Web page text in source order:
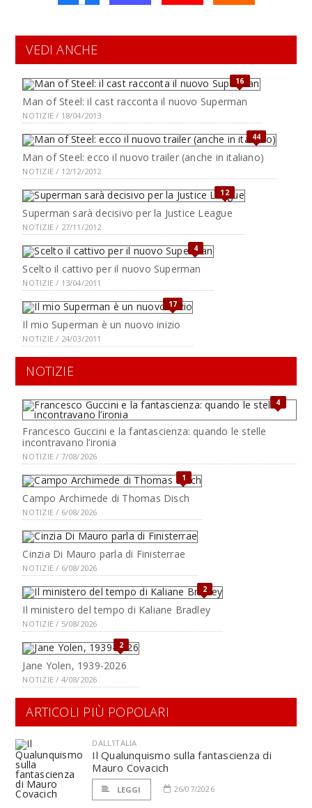
VEDI ANCHE
16
Man of Steel: il cast racconta il nuovo Superman
NOTIZIE / 18/04/2013
44
Man of Steel: ecco il nuovo trailer (anche in italiano)
NOTIZIE / 12/12/2012
12
Superman sarà decisivo per la Justice League
NOTIZIE / 27/11/2012
4
Scelto il cattivo per il nuovo Superman
NOTIZIE / 13/04/2011
17
Il mio Superman è un nuovo inizio
NOTIZIE / 24/03/2011
NOTIZIE
4
Francesco Guccini e la fantascienza: quando le stelle
incontravano l’ironia
NOTIZIE / 7/08/2026
1
Campo Archimede di Thomas Disch
NOTIZIE / 6/08/2026
Cinzia Di Mauro parla di Finisterrae
NOTIZIE / 6/08/2026
2
Il ministero del tempo di Kaliane Bradley
NOTIZIE / 5/08/2026
2
Jane Yolen, 1939-2026
NOTIZIE / 4/08/2026
ARTICOLI PIÙ POPOLARI
DALL'ITALIA
Il Qualunquismo sulla fantascienza di
Mauro Covacich
LEGGI 26/07/2026